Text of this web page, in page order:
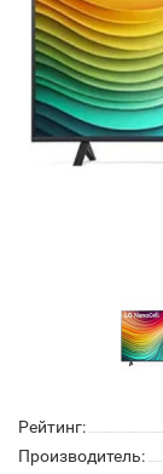
Рейтинг:
Производитель: